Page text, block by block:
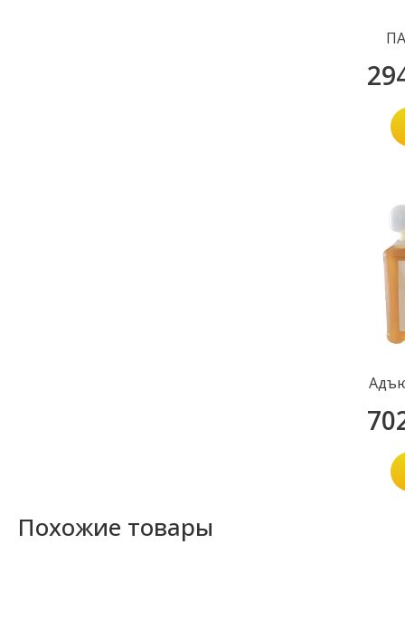
Похожие товары